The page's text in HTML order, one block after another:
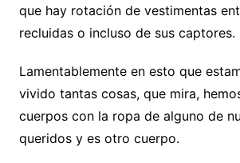
que hay rotación de vestimentas
recluidas o incluso de sus captores.
Lamentablemente en esto que
vivido tantas cosas, que mira,
cuerpos con la ropa de alguno de
queridos y es otro cuerpo.